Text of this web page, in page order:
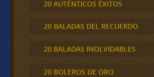
20 AUTÉNTICOS ÉXITOS
20 BALADAS DEL RECUERDO
20 BALADAS INOLVIDABLES
20 BOLEROS DE ORO